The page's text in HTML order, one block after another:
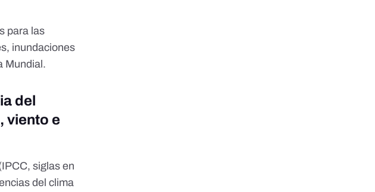
para las
inundaciones
Mundial .
del
viento e
siglas en
del clima